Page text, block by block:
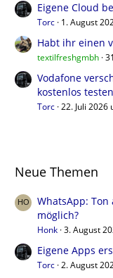
Eigene Cloud
Torc 1. August
Habt ihr einen
textilfreshgmbh
Vodafone
kostenlos testen
Torc 22. Juli 2026
Neue Themen
WhatsApp:
möglich?
Honk 3. August
Eigene Apps
Torc 2. August